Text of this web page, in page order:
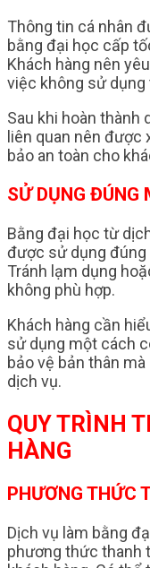
Thông tin cá nhân
bằng đại học cấp
Khách hàng nên
việc không sử
Sau khi hoàn thành
liên quan nên được
bảo an toàn cho
SỬ DỤNG ĐÚNG
Bằng đại học từ
được sử dụng đúng
Tránh lạm dụng
không phù hợp.
Khách hàng cần
sử dụng một cách
bảo vệ bản thân
dịch vụ.
QUY TRÌNH
HÀNG
PHƯƠNG THỨC
Dịch vụ làm bằng
phương thức thanh